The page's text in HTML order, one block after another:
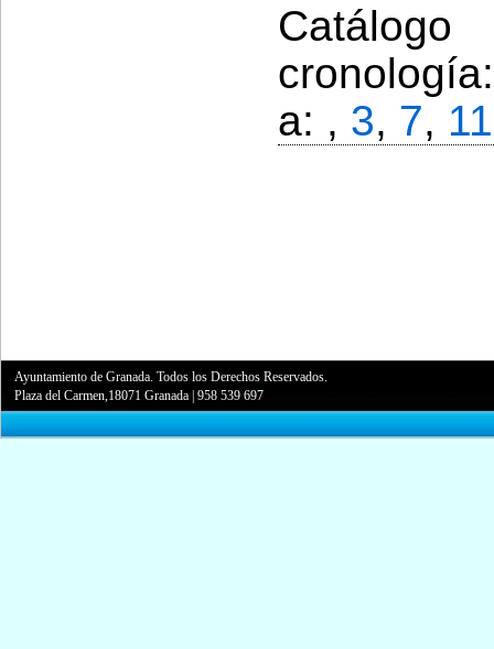
a: , 3, 7, 11
Ayuntamiento de Granada. Todos los Derechos Reservados.
Plaza del Carmen,18071 Granada |958 539 697